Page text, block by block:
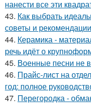
нанести все эти
43. Как выбрать
советы и рекомендации
44. Керамика -
речь идёт о
45. Военные песни не
46. Прайс-лист на
год: полное
47. Перегородка -